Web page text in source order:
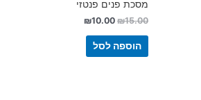
מסכת פנים פנטזי
₪15.00
₪10.00
הוספה לסל